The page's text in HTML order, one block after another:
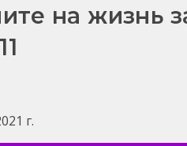
на жизнь
г.